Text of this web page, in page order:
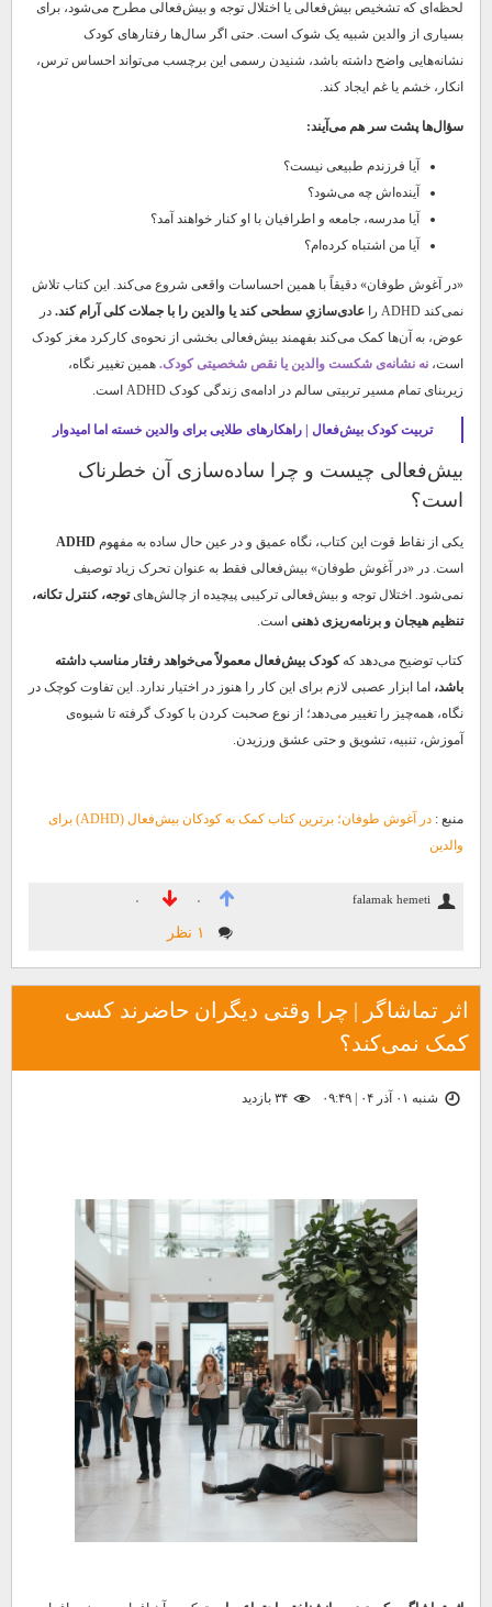
لحظه‌ای که تشخیص بیش‌فعالی یا اختلال توجه و بیش‌فعالی مطرح می‌شود، برای
بسیاری از والدین شبیه یک شوک است. حتی اگر سال‌ها رفتارهای کودک
نشانه‌هایی واضح داشته باشد، شنیدن رسمی این برچسب می‌تواند احساس ترس،
انکار، خشم یا غم ایجاد کند.
سؤال‌ها پشت سر هم می‌آیند:
آیا فرزندم طبیعی نیست؟
آینده‌اش چه می‌شود؟
آیا مدرسه، جامعه و اطرافیان با او کنار خواهند آمد؟
آیا من اشتباه کرده‌ام؟
«در آغوش طوفان» دقیقاً با همین احساسات واقعی شروع می‌کند. این کتاب تلاش
نمی‌کند ADHD را
عادی‌سازیِ سطحی کند یا والدین را با جملات کلی آرام کند. در
عوض، به آن‌ها کمک می‌کند بفهمند بیش‌فعالی بخشی از نحوه‌ی کارکرد مغز کودک
است، نه نشانه‌ی شکست والدین یا نقص شخصیتی کودک. همین تغییر نگاه،
زیربنای تمام مسیر تربیتی سالم در ادامه‌ی زندگی کودک ADHD است.
تربیت کودک بیش‌فعال | راهکارهای طلایی برای والدین خسته اما امیدوار
بیش‌فعالی چیست و چرا ساده‌سازی آن خطرناک
است؟
یکی از نقاط قوت این کتاب، نگاه عمیق و در عین حال ساده به مفهوم ADHD
است. در «در آغوش طوفان» بیش‌فعالی فقط به عنوان تحرک زیاد توصیف
نمی‌شود. اختلال توجه و بیش‌فعالی ترکیبی پیچیده از چالش‌هایتوجه، کنترل تکانه،
تنظیم هیجان و برنامه‌ریزی ذهنی است.
کتاب توضیح می‌دهد کهکودک بیش‌فعال معمولاً می‌خواهد رفتار مناسب داشته
باشد، اما ابزار عصبی لازم برای این کار را هنوز در اختیار ندارد. این تفاوت کوچک در
نگاه، همه‌چیز را تغییر می‌دهد؛ از نوع صحبت کردن با کودک گرفته تا شیوه‌ی
آموزش، تنبیه، تشویق و حتی عشق ورزیدن.
منبع :
در آغوش طوفان؛ برترین کتاب کمک به کودکان بیش‌فعال (ADHD) برای
والدین
falamak hemeti ۰ ۰
۱ نظر
اثر تماشاگر | چرا وقتی دیگران حاضرند کسی
کمک نمی‌کند؟
شنبه ۰۱ آذر ۰۴ | ۰۹:۴۹